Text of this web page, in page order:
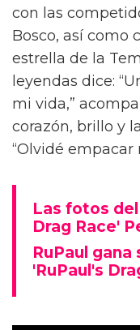
con las
Bosco, así como
estrella de la
leyendas dice:
mi vida,”
corazón, brillo y
“Olvidé empacar
Las fotos
Drag Race'
RuPaul
'RuPaul's